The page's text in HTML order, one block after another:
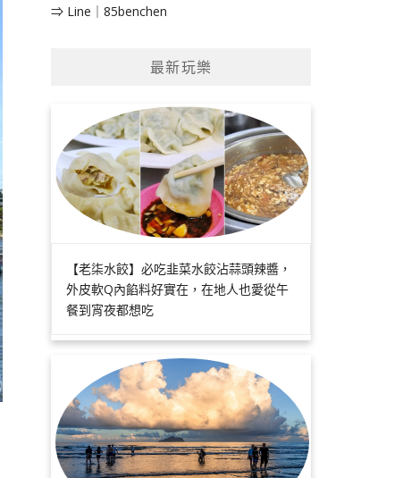
⇒ Line｜85benchen
最新玩樂
【老柒水餃】必吃韭菜水餃沾蒜頭辣醬，
外皮軟Q內餡料好實在，在地人也愛從午
餐到宵夜都想吃